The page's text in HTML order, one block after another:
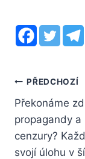
Navigace
pro
PŘEDCHOZÍ
Překonáme
propagandy a
cenzury?
svojí úlohu v